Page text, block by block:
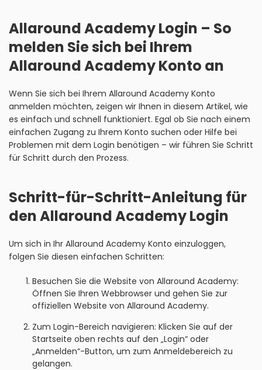
Allaround Academy Login – So
melden Sie sich bei Ihrem
Allaround Academy Konto an
Wenn Sie sich bei Ihrem Allaround Academy Konto
anmelden möchten, zeigen wir Ihnen in diesem Artikel, wie
es einfach und schnell funktioniert. Egal ob Sie nach einem
einfachen Zugang zu Ihrem Konto suchen oder Hilfe bei
Problemen mit dem Login benötigen – wir führen Sie Schritt
für Schritt durch den Prozess.
Schritt-für-Schritt-Anleitung für
den Allaround Academy Login
Um sich in Ihr Allaround Academy Konto einzuloggen,
folgen Sie diesen einfachen Schritten:
Besuchen Sie die Website von Allaround Academy:
Öffnen Sie Ihren Webbrowser und gehen Sie zur
offiziellen Website von Allaround Academy.
Zum Login-Bereich navigieren: Klicken Sie auf der
Startseite oben rechts auf den „Login“ oder
„Anmelden“-Button, um zum Anmeldebereich zu
gelangen.